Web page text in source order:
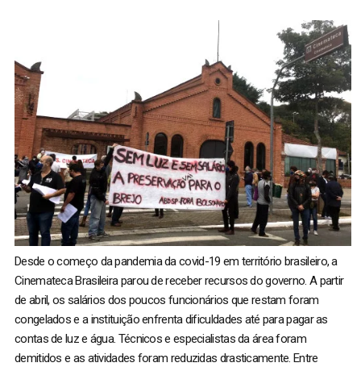
Desde o começo da pandemia da covid-19 em território brasileiro, a
Cinemateca Brasileira parou de receber recursos do governo. A partir
de abril, os salários dos poucos funcionários que restam foram
congelados e a instituição enfrenta dificuldades até para pagar as
contas de luz e água. Técnicos e especialistas da área foram
demitidos e as atividades foram reduzidas drasticamente. Entre